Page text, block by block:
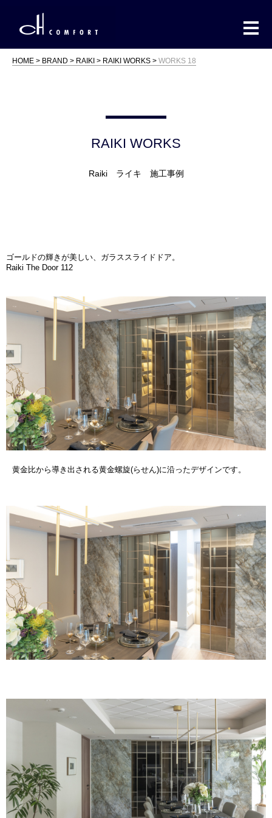
HOME BRAND RAIKI RAIKI WORKS WORKS 18
RAIKI WORKS
Raiki ライキ 施工事例
ゴールドの輝きが美しい、ガラススライドドア。
Raiki The Door 112
黄金比から導き出される黄金螺旋(らせん)に沿ったデザインです。